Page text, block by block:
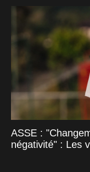
ASSE :
négativité" : Les